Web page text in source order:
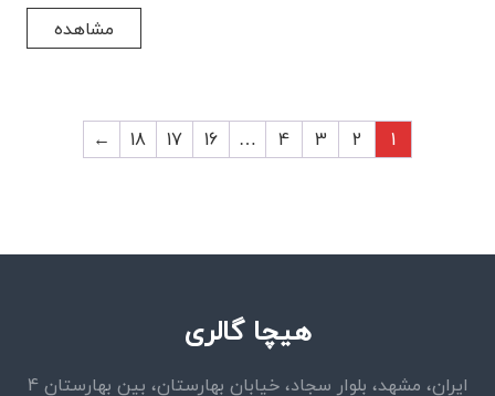
مشاهده
1
2
3
4
…
16
17
18
←
هیچا گالری
ایران، مشهد، بلوار سجاد، خیابان بهارستان، بین بهارستان 4